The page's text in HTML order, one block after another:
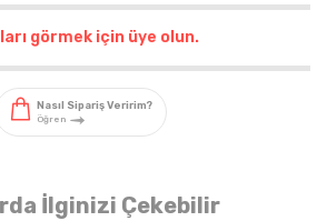
görmek için üye olun.
İlginizi Çekebilir